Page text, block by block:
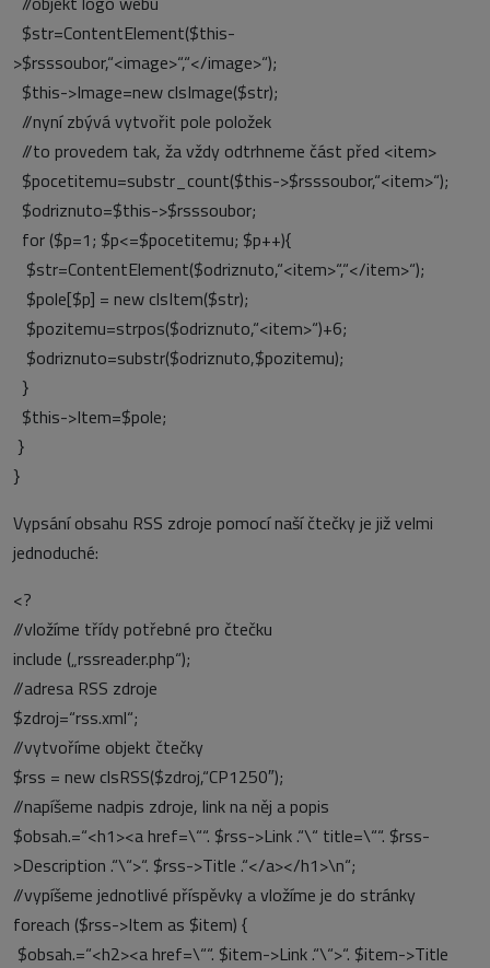
$str=ContentElement($this-
>$rsssoubor,“<image>“,“</image>“);
$this->Image=new clsImage($str);
//nyní zbývá vytvořit pole položek
//to provedem tak, ža vždy odtrhneme část před <item>
$pocetitemu=substr_count($this->$rsssoubor,“<item>“);
$odriznuto=$this->$rsssoubor;
for ($p=1; $p<=$pocetitemu; $p++){
$str=ContentElement($odriznuto,“<item>“,“</item>“);
$pole[$p] = new clsItem($str);
$pozitemu=strpos($odriznuto,“<item>“)+6;
$odriznuto=substr($odriznuto,$pozitemu);
}
$this->Item=$pole;
}
}
Vypsání obsahu RSS zdroje pomocí naší čtečky je již velmi
jednoduché:
<?
//vložíme třídy potřebné pro čtečku
include („rssreader.php“);
//adresa RSS zdroje
$zdroj=“rss.xml“;
//vytvoříme objekt čtečky
$rss = new clsRSS($zdroj,“CP1250″);
//napíšeme nadpis zdroje, link na něj a popis
$obsah.=“<h1><a href=\““. $rss->Link .“\“ title=\““. $rss-
>Description .“\“>“. $rss->Title .“</a></h1>\n“;
//vypíšeme jednotlivé příspěvky a vložíme je do stránky
foreach ($rss->Item as $item) {
$obsah.=“<h2><a href=\““. $item->Link .“\“>“. $item->Title